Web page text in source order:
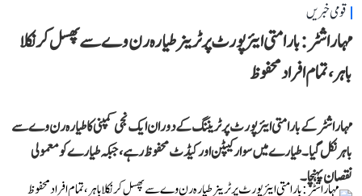
قومی خبریں
مہاراشٹر: بارامتی ایئرپورٹ پر ٹرینر طیارہ رن وے سے پھسل کر نکلا
باہر، تمام افراد محفوظ
مہاراشٹر کے بارامتی ایئرپورٹ پر ٹریننگ کے دوران ایک نجی کمپنی کا طیارہ رن وے سے
باہر نکل گیا۔ طیارے میں سوار کیپٹن اور کیڈٹ محفوظ رہے، جبکہ طیارے کو معمولی
نقصان پہنچا۔